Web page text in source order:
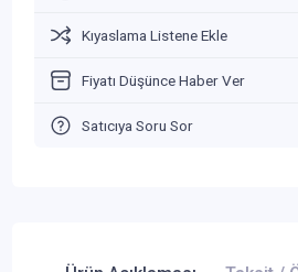
Kıyaslama Listene Ekle
Fiyatı Düşünce Haber Ver
Satıcıya Soru Sor